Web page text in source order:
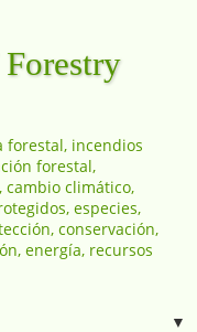
forestal, incendios
forestal,
cambio climático,
especies,
conservación,
energía, recursos
▼